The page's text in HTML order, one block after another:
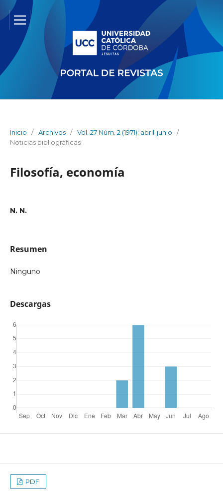
Inicio / Archivos / Vol. 27 Núm. 2 (1971): abril-junio
/
Noticias bibliográficas
Filosofía, economía
N. N.
Resumen
Ninguno
Descargas
PDF